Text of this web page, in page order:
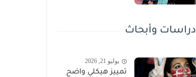
دراسات وأبحاث
يوليو 21, 2026
تمييز هيكلي واضح